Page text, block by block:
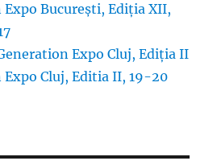
Expo București, Ediția XII,
Expo Cluj, Ediția II
Expo Cluj, Editia II, 19-20